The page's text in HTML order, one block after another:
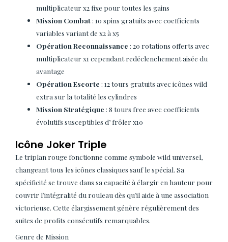
multiplicateur x2 fixe pour toutes les gains
Mission Combat: 10 spins gratuits avec coefficients
variables variant de x2 à x5
Opération Reconnaissance : 20 rotations offerts avec
multiplicateur x1 cependant redéclenchement aisée du
avantage
Opération Escorte : 12 tours gratuits avec icônes wild
extra sur la totalité les cylindres
Mission Stratégique : 8 tours free avec coefficients
évolutifs susceptibles d’ frôler x10
Icône Joker Triple
Le triplan rouge fonctionne comme symbole wild universel,
changeant tous les icônes classiques sauf le spécial. Sa
spécificité se trouve dans sa capacité à élargir en hauteur pour
couvrir l’intégralité du rouleau dès qu’il aide à une association
victorieuse. Cette élargissement génère régulièrement des
suites de profits consécutifs remarquables.
Genre de Mission